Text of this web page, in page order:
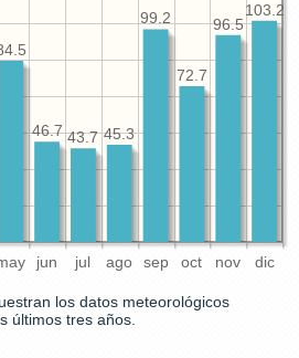
jun jul ago sep oct nov dic
103.2
96.5
72.7
99.2
45.3
43.7
46.7
los datos meteorológicos
últimos tres años.